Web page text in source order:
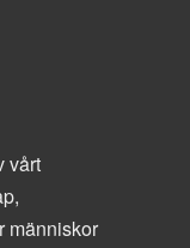
vårt
människor